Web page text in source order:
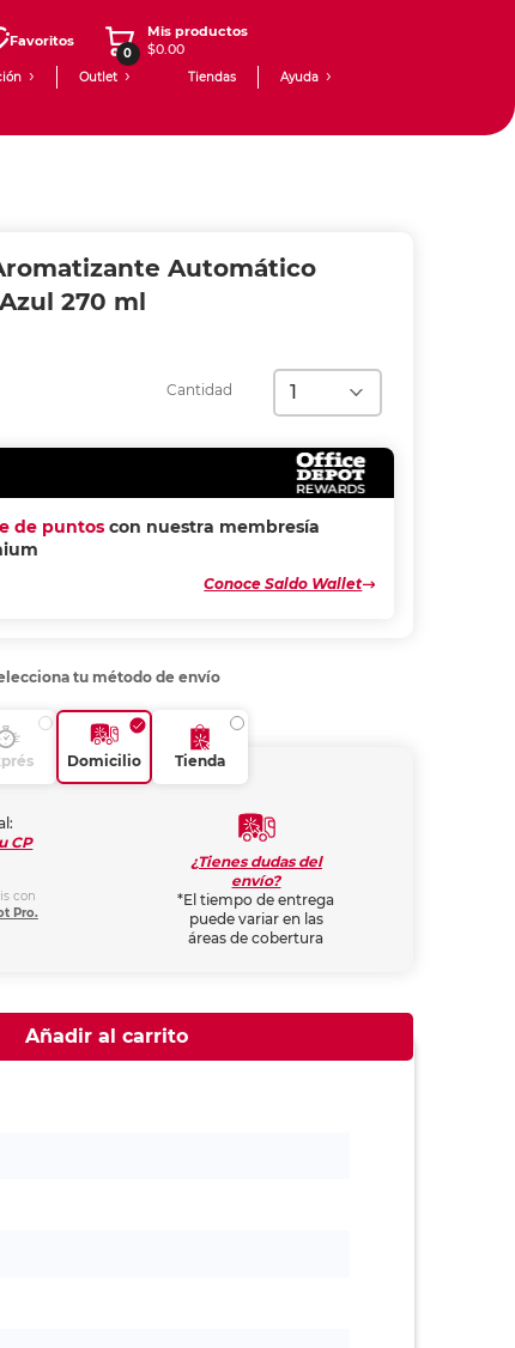
Favoritos
0
Mis productos
$0.00
Outlet Tiendas Ayuda
Automático
270 ml
Cantidad
de puntos con nuestra membresía
Conoce Saldo Wallet
tu método de envío
Domicilio Tienda
CP
con
Pro.
¿Tienes dudas del
envío?
*El tiempo de entrega
puede variar en las
áreas de cobertura
Añadir al carrito